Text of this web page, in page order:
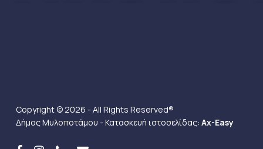
Copyright © 2026 - All Rights Reserved®
Δήμος Μυλοποτάμου - Κατασκευή ιστοσελίδας: Ax-Easy